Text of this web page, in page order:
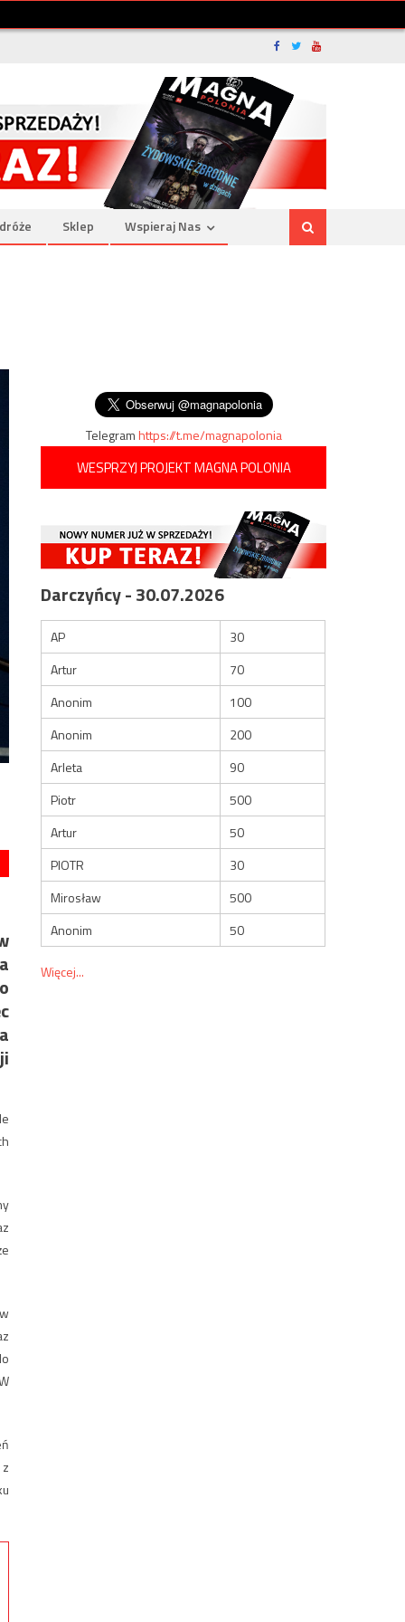
Sklep Wspieraj Nas
Telegramhttps://t.me/magnapolonia
WESPRZYJ PROJEKT MAGNA POLONIA
Darczyńcy - 30.07.2026
AP
30
Artur
70
Anonim
100
Anonim
200
Arleta
90
Piotr
500
Artur
50
PIOTR
30
Mirosław
500
Anonim
50
Więcej...